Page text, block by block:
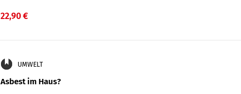
22,90 €
UMWELT
Asbest im Haus?